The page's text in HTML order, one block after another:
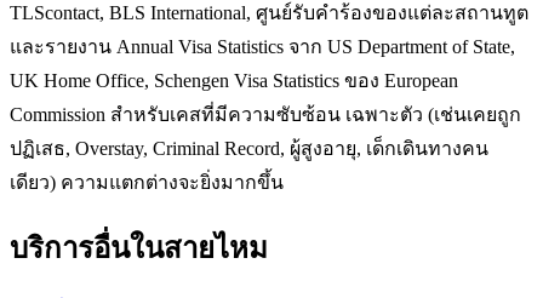
TLScontact, BLS International, ศูนย์รับคำร้องของแต่ละสถานทูต
และรายงาน Annual Visa Statistics จาก US Department of State,
UK Home Office, Schengen Visa Statistics ของ European
Commission สำหรับเคสที่มีความซับซ้อน เฉพาะตัว (เช่นเคยถูก
ปฏิเสธ, Overstay, Criminal Record, ผู้สูงอายุ, เด็กเดินทางคน
เดียว) ความแตกต่างจะยิ่งมากขึ้น
บริการอื่นในสายไหม